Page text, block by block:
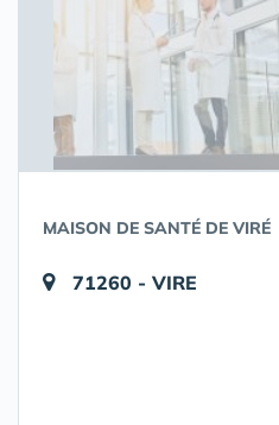
MAISON DE SANTÉ DE VIRÉ
71260 - VIRE